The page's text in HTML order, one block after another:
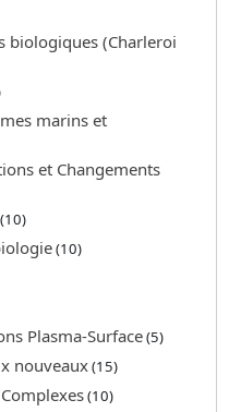
biologiques (Charleroi
marins et
et Changements
(10)
(10)
Plasma-Surface(5)
nouveaux(15)
(10)